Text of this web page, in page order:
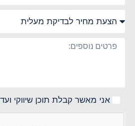
אני מאשר קבלת תוכן שיווקי